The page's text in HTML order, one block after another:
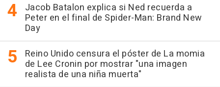
Jacob Batalon explica si Ned recuerda a
Peter en el final de Spider-Man: Brand New
Day
Reino Unido censura el póster de La momia
de Lee Cronin por mostrar "una imagen
realista de una niña muerta"